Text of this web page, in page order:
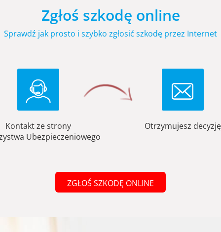
Zgłoś szkodę online
Sprawdź jak prosto i szybko zgłosić szkodę przez Internet
Kontakt ze strony
Ubezpieczeniowego
Otrzymujesz decyzję
ZGŁOŚ SZKODĘ ONLINE